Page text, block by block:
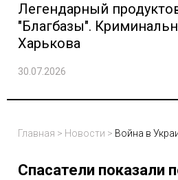
Легендарный
"Благбазы".
Харькова
30.07.2026
Главная > Новости > Война в
Спасатели показали